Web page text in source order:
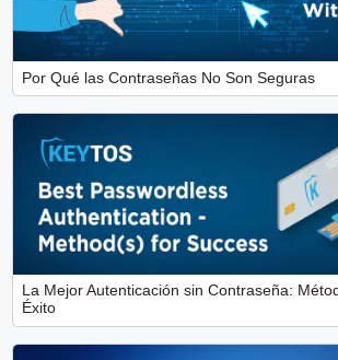
Por Qué las Contraseñas No Son Seguras
La Mejor Autenticación sin Contraseña:
Éxito